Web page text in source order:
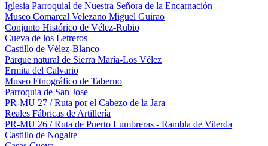
Iglesia Parroquial de Nuestra Señora de la Encarnación
Museo Comarcal Velezano Miguel Guirao
Conjunto Histórico de Vélez-Rubio
Cueva de los Letreros
Castillo de Vélez-Blanco
Parque natural de Sierra María-Los Vélez
Ermita del Calvario
Museo Etnográfico de Taberno
Parroquia de San Jose
PR-MU 27 / Ruta por el Cabezo de la Jara
Reales Fábricas de Artillería
PR-MU 26 / Ruta de Puerto Lumbreras - Rambla de Vilerda
Castillo de Nogalte